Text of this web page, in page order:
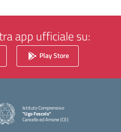
app ufficiale su:
Play Store
Istituto Comprensivo
"Ugo Foscolo"
Cancello ed Arnone (CE)